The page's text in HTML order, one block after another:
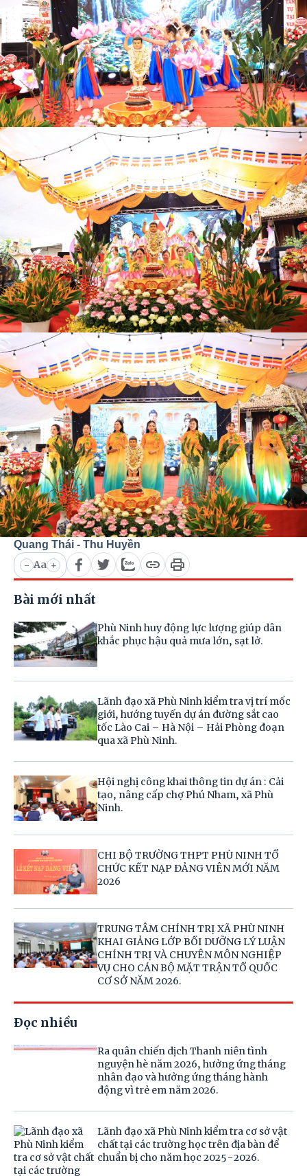
Quang Thái - Thu Huyền
- Aa +
Bài mới nhất
Phù Ninh huy động lực lượng giúp dân
khắc phục hậu quả mưa lớn, sạt lở.
Lãnh đạo xã Phù Ninh kiểm tra vị trí mốc
giới, hướng tuyến dự án đường sắt cao
tốc Lào Cai – Hà Nội – Hải Phòng đoạn
qua xã Phù Ninh.
Hội nghị công khai thông tin dự án : Cải
tạo, nâng cấp chợ Phú Nham, xã Phù
Ninh.
CHI BỘ TRƯỜNG THPT PHÙ NINH TỔ
CHỨC KẾT NẠP ĐẢNG VIÊN MỚI NĂM
2026
TRUNG TÂM CHÍNH TRỊ XÃ PHÙ NINH
KHAI GIẢNG LỚP BỒI DƯỠNG LÝ LUẬN
CHÍNH TRỊ VÀ CHUYÊN MÔN NGHIỆP
VỤ CHO CÁN BỘ MẶT TRẬN TỔ QUỐC
CƠ SỞ NĂM 2026.
Đọc nhiều
Ra quân chiến dịch Thanh niên tình
nguyện hè năm 2026, hưởng ứng tháng
nhân đạo và hưởng ứng tháng hành
động vì trẻ em năm 2026.
Lãnh đạo xã Phù Ninh kiểm tra cơ sở vật
chất tại các trường học trên địa bàn để
chuẩn bị cho năm học 2025-2026.